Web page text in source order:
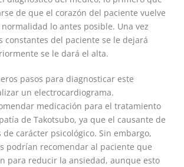
de que el corazón del paciente vuelve
lo antes posible. Una vez
constantes del paciente se le dejará
se le dará el alta.
pasos para diagnosticar este
un electrocardiograma.
medicación para el tratamiento
de Takotsubo, ya que el causante de
de carácter psicológico. Sin embargo,
podrían recomendar al paciente que
para reducir la ansiedad, aunque esto